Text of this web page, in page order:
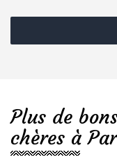
Plus de
chères à